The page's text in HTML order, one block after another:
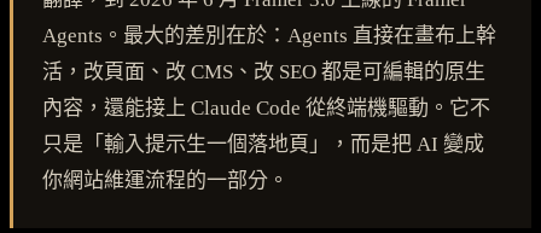
Agents。最大的差別在於：Agents 直接在畫布上幹
活，改頁面、改 CMS、改 SEO 都是可編輯的原生
內容，還能接上 Claude Code 從終端機驅動。它不
只是「輸入提示生一個落地頁」，而是把 AI 變成
你網站維運流程的一部分。